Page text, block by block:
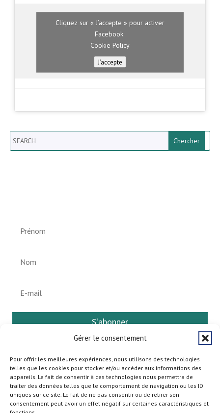
Gérer le consentement
Pour offrir les meilleures expériences, nous utilisons des technologies
telles que les cookies pour stocker et/ou accéder aux informations des
appareils. Le fait de consentir à ces technologies nous permettra de
traiter des données telles que le comportement de navigation ou les ID
uniques sur ce site. Le fait de ne pas consentir ou de retirer son
consentement peut avoir un effet négatif sur certaines caractéristiques et
Cliquez sur « J’accepte » pour activer
Facebook
Cookie Policy
J’accepte
Search
S'abonner